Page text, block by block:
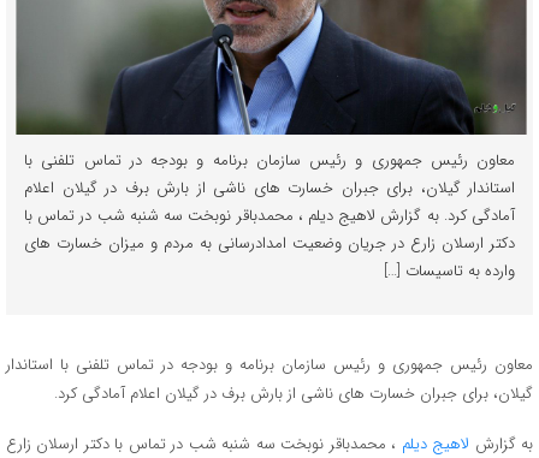
معاون رئیس جمهوری و رئیس سازمان برنامه و بودجه در تماس تلفنی با
استاندار گیلان، برای جبران خسارت های ناشی از بارش برف در گیلان اعلام
آمادگی کرد. به گزارش لاهیج دیلم ، محمدباقر نوبخت سه شنبه شب در تماس با
دکتر ارسلان زارع در جریان وضعیت امدادرسانی به مردم و میزان خسارت های
وارده به تاسیسات […]
معاون رئیس جمهوری و رئیس سازمان برنامه و بودجه در تماس تلفنی با استاندار
گیلان، برای جبران خسارت های ناشی از بارش برف در گیلان اعلام آمادگی کرد.
به گزارش لاهیج دیلم ، محمدباقر نوبخت سه شنبه شب در تماس با دکتر ارسلان زارع